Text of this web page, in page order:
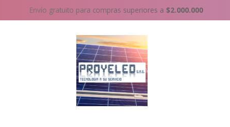
Envío gratuito para compras superiores a $2.000.000